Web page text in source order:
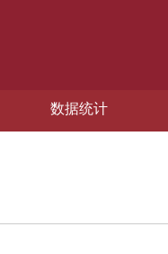
数据统计